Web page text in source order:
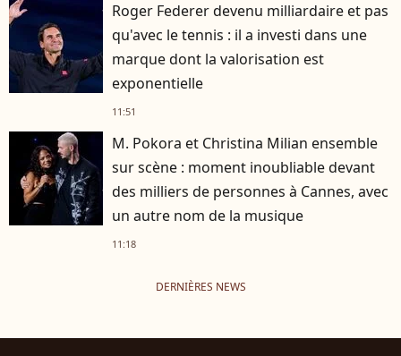
Roger Federer devenu milliardaire et pas
qu'avec le tennis : il a investi dans une
marque dont la valorisation est
exponentielle
11:51
M. Pokora et Christina Milian ensemble
sur scène : moment inoubliable devant
des milliers de personnes à Cannes, avec
un autre nom de la musique
11:18
DERNIÈRES NEWS